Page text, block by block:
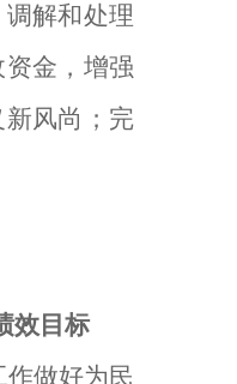
解和处理
金，增强
风尚；完
效目标
做好为民